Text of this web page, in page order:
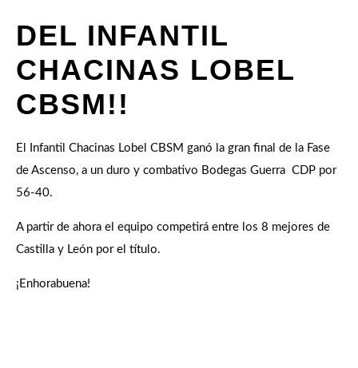
DEL INFANTIL
CHACINAS LOBEL
CBSM!!
El Infantil Chacinas Lobel CBSM ganó la gran final de la Fase
de Ascenso, a un duro y combativo Bodegas Guerra CDP por
56-40.
A partir de ahora el equipo competirá entre los 8 mejores de
Castilla y León por el título.
¡Enhorabuena!